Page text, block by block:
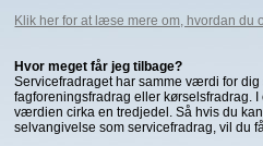
Klik her for at læse mere om, hvordan du
Hvor meget får jeg tilbage?
Servicefradraget har samme værdi for
fagforeningsfradrag eller kørselsfradrag.
værdien cirka en tredjedel. Så hvis du
selvangivelse som servicefradrag, vil du